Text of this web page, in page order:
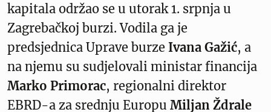
kapitala održao se u utorak 1. srpnja u
Zagrebačkoj burzi. Vodila ga je
predsjednica Uprave burze Ivana Gažić, a
na njemu su sudjelovali ministar financija
Marko Primorac, regionalni direktor
EBRD-a za srednju Europu Miljan Ždrale